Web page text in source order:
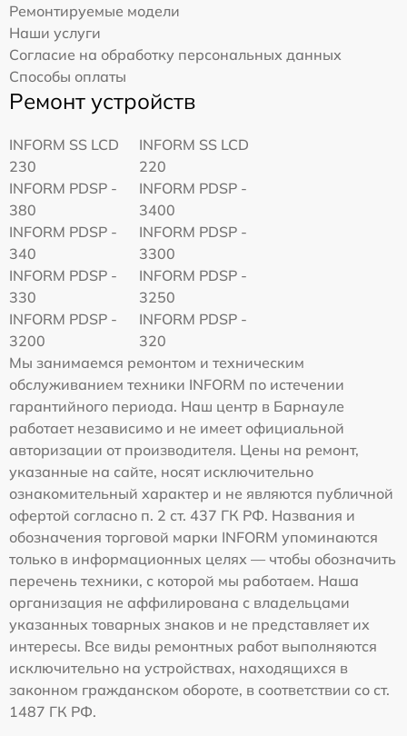
Ремонтируемые модели
Наши услуги
Согласие на обработку персональных данных
Способы оплаты
Ремонт устройств
INFORM SS LCD
230
INFORM SS LCD
220
INFORM PDSP -
380
INFORM PDSP -
3400
INFORM PDSP -
340
INFORM PDSP -
3300
INFORM PDSP -
330
INFORM PDSP -
3250
INFORM PDSP -
3200
INFORM PDSP -
320
Мы занимаемся ремонтом и техническим
обслуживанием техники INFORM по истечении
гарантийного периода. Наш центр в Барнауле
работает независимо и не имеет официальной
авторизации от производителя. Цены на ремонт,
указанные на сайте, носят исключительно
ознакомительный характер и не являются публичной
офертой согласно п. 2 ст. 437 ГК РФ. Названия и
обозначения торговой марки INFORM упоминаются
только в информационных целях — чтобы обозначить
перечень техники, с которой мы работаем. Наша
организация не аффилирована с владельцами
указанных товарных знаков и не представляет их
интересы. Все виды ремонтных работ выполняются
исключительно на устройствах, находящихся в
законном гражданском обороте, в соответствии со ст.
1487 ГК РФ.